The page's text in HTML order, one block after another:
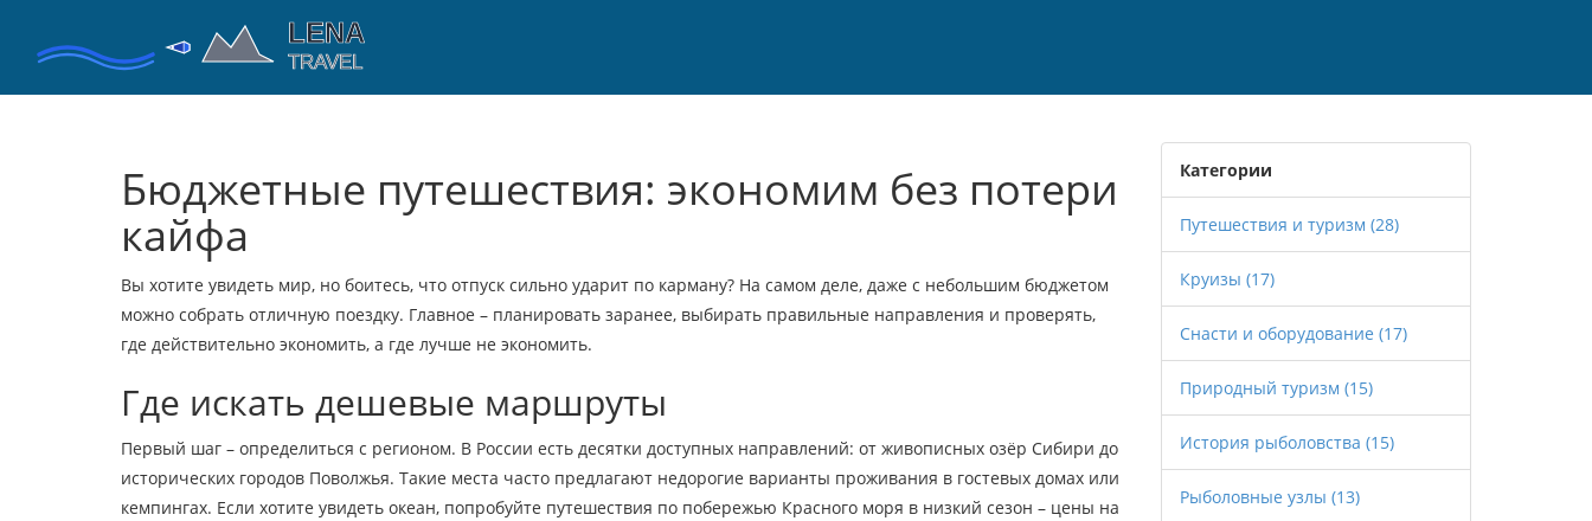
Бюджетные путешествия: экономим без потери
кайфа
Вы хотите увидеть мир, но боитесь, что отпуск сильно ударит по карману? На самом деле, даже с небольшим бюджетом
можно собрать отличную поездку. Главное – планировать заранее, выбирать правильные направления и проверять,
где действительно экономить, а где лучше не экономить.
Где искать дешевые маршруты
Первый шаг – определиться с регионом. В России есть десятки доступных направлений: от живописных озёр Сибири до
исторических городов Поволжья. Такие места часто предлагают недорогие варианты проживания в гостевых домах или
кемпингах. Если хотите увидеть океан, попробуйте путешествия по побережью Красного моря в низкий сезон – цены на
Категории
Путешествия и туризм (28)
Круизы (17)
Снасти и оборудование (17)
Природный туризм (15)
История рыболовства (15)
Рыболовные узлы (13)